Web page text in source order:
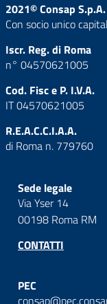
2021© Consap S.p.A.
Con socio unico
Iscr. Reg. di Roma
n° 04570621005
Cod. Fisc e P. I.V.A.
IT 04570621005
R.E.A.C.C.I.A.A.
di Roma n. 779760
Sede legale
Via Yser 14
00198 Roma RM
CONTATTI
PEC